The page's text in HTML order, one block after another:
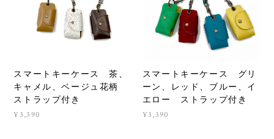
スマートキーケース 茶、
キャメル、ベージュ花柄
ストラップ付き
¥3,390
スマートキーケース グリ
ーン、レッド、ブルー、イ
エロー ストラップ付き
¥3,390